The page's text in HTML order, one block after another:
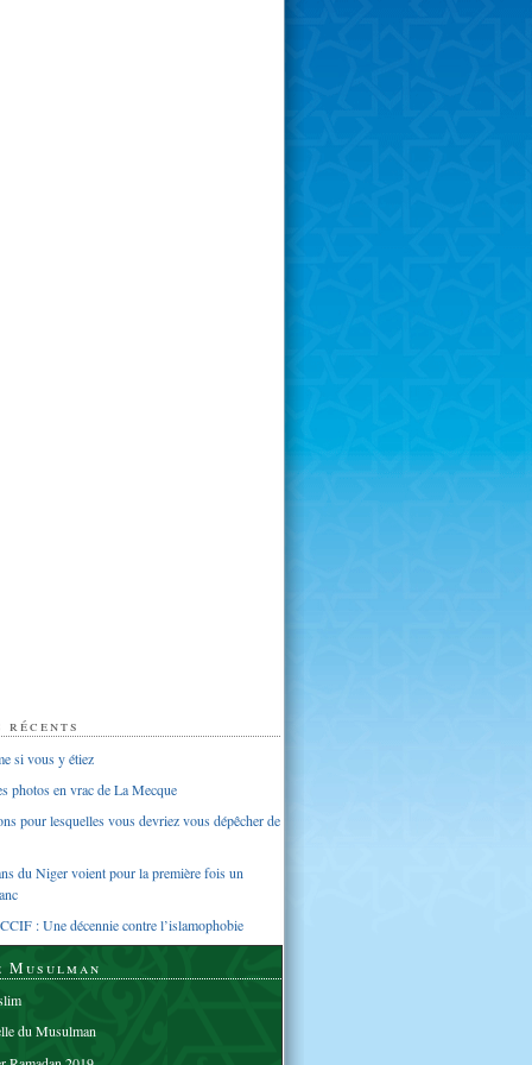
si vous y étiez
photos en vrac de La Mecque
pour lesquelles vous devriez vous dépêcher de
du Niger voient pour la première fois un
: Une décennie contre l’islamophobie
Musulman
du Musulman